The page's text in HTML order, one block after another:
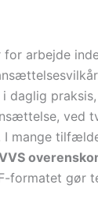
arbejde
daglig
ved
mange
formatet gør